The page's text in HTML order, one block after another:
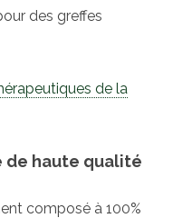
des greffes
de la
de haute qualité
composé à 100%